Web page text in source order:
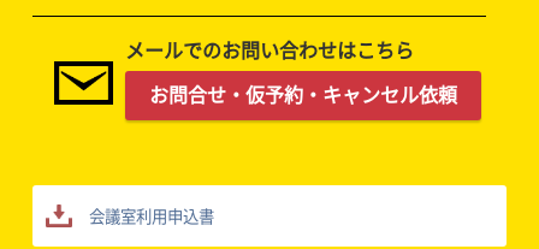
メールでのお問い合わせはこちら
お問合せ・仮予約・キャンセル依頼
会議室利用申込書